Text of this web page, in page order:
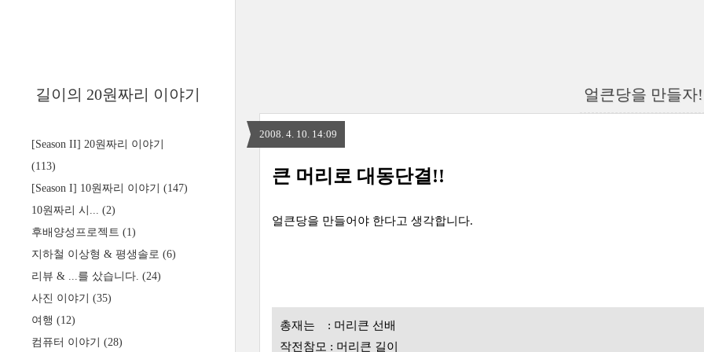
길이의 20원짜리 이야기
[Season II] 20원짜리 이야기
(113)
[Season I] 10원짜리 이야기 (147)
10원짜리 시... (2)
후배양성프로젝트 (1)
지하철 이상형 & 평생솔로 (6)
리뷰 & ...를 샀습니다. (24)
사진 이야기 (35)
여행 (12)
컴퓨터 이야기 (28)
얼큰당을 만들자
2008. 4. 10. 14:09
큰 머리로 대동단결!!
얼큰당을 만들어야 한다고 생각합니다.
총재는 : 머리큰 선배
작전참모 : 머리큰 길이